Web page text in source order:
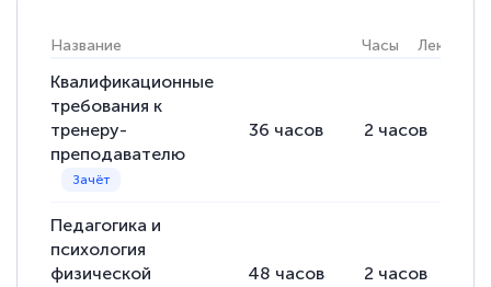
Название Часы Лекции
Квалификационные
требования к
тренеру-
преподавателю
36 часов 2 часов
Педагогика и
психология
физической
48 часов 2 часов